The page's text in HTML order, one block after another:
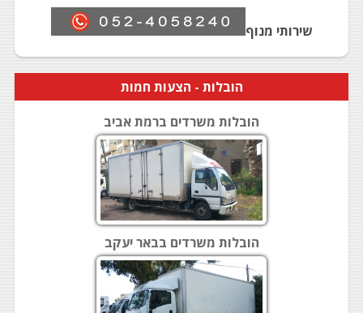
שירותי מנוף
הובלות - הצעות חמות
הובלות משרדים ברמת אביב
הובלות משרדים בבאר יעקב